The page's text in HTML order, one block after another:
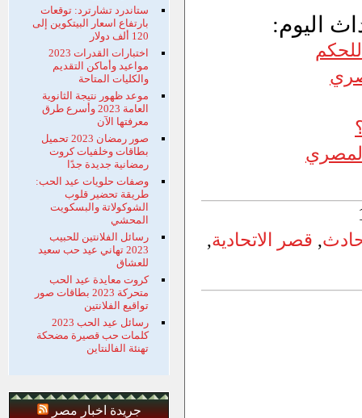
اليوم:
, قصر الاتحادية,
ستاندرد تشارترد: توقعات
بارتفاع اسعار البيتكوين إلى
120 ألف دولار
اختبارات القدرات 2023
مواعيد وأماكن التقديم
والكليات المتاحة
موعد ظهور نتيجة الثانوية
العامة 2023 وأسرع طرق
معرفتها الآن
صور رمضان 2023 تحميل
بطاقات وخلفيات كروت
رمضانية جديدة جدًا
وصفات حلويات عيد الحب:
طريقة تحضير قلوب
الشوكولاتة والبسكويت
المحشي
رسائل الفلانتين للحبيب
2023 تهاني عيد حب سعيد
للعشاق
كروت معايدة عيد الحب
متحركة 2023 بطاقات صور
تواقيع الفلانتين
رسائل عيد الحب 2023
كلمات حب قصيرة مضحكة
تهنئة الفالنتاين
جريدة اخبار مصر